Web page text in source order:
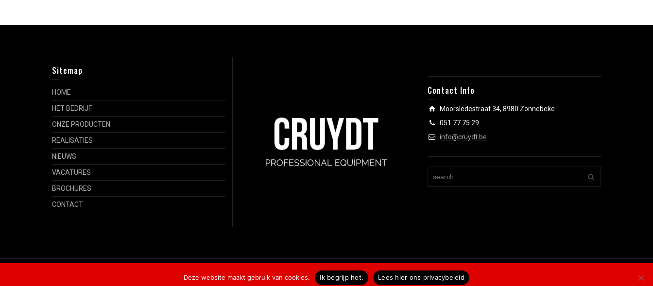
Sitemap
HOME
HET BEDRIJF
ONZE PRODUCTEN
REALISATIES
NIEUWS
VACATURES
BROCHURES
CONTACT
Contact Info
Moorsledestraat 34, 8980 Zonnebeke
051 77 75 29
info@cruydt.be
Privacybeleid
Deze website maakt gebruik van cookies. Ik begrijp het. Lees hier ons privacybeleid